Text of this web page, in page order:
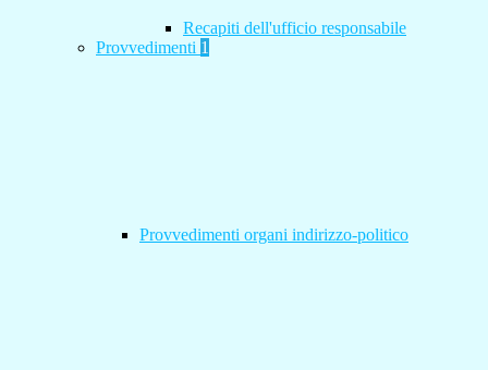
Recapiti dell'ufficio responsabile
Provvedimenti 1
Provvedimenti organi indirizzo-politico